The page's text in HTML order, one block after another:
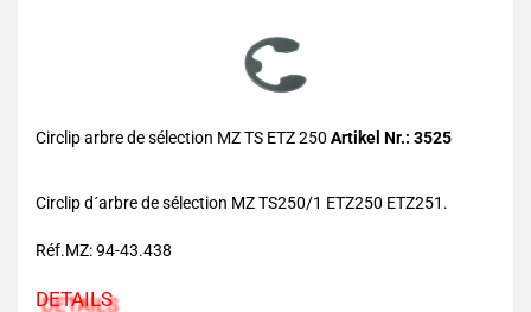
Circlip arbre de sélection MZ TS ETZ 250 Artikel Nr.: 3525
Circlip d´arbre de sélection MZ TS250/1 ETZ250 ETZ251.
Réf.MZ: 94-43.438
DETAILS